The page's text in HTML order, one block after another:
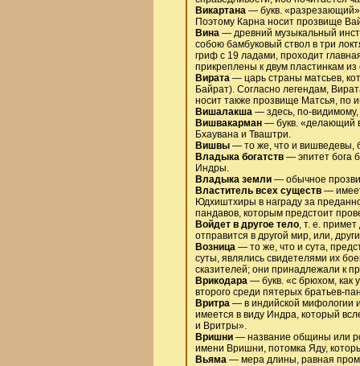
Викартана— букв. «разрезающий»,
Поэтому Карна носит прозвище
Вина— древний музыкальный
собою бамбуковый ствол в три
гриф с 19 ладами, проходит
прикреплены к двум пластинкам из
Вирата— царь страны матсьев,
Байрат). Согласно легендам,
носит также прозвище Матсья, по
Вишалакша— здесь, по-видимому,
Вишвакарман— букв. «делающий
Бхаувана и Тваштри.
Вишвы— то же, что и вишведевы,
Владыка богатств— эпитет бога
Индры.
Владыка земли— обычное
Властитель всех существ—
Юдхиштхиры в награду за
пандавов, которым предстоит
Войдет в другое тело, т. е.
отправится в другой мир, или,
Возница— то же, что и сута,
суты, являлись свидетелями их
сказителей; они принадлежали к
Врикодара— букв. «с брюхом, как
второго среди пятерых братьев-
Вритра— в индийской мифологии
имеется в виду Индра, который
и Вритры».
Вришни— название общины или
имени Вришни, потомка Яду,
Вьяма— мера длины, равная